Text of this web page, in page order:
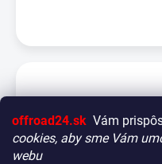
offroad24.sk Vám
cookies, aby sme Vám
webu